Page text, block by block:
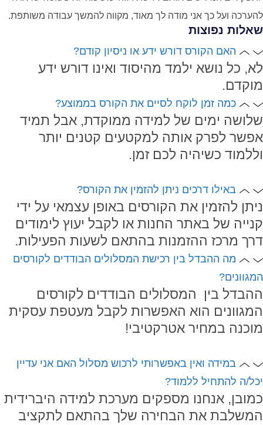
להערכה ועל כך אני מודה לך מאוד, מקווה להמשך עבודה משותפת.
שאלות נפוצות
האם הקורס דורש ידע או ניסיון קודם?
לא, כל נושא ילמד מהיסוד ואינו דורש ידע
מוקדם.
כמה זמן לוקח לסיים את הקורס בממוצע?
שלושה ימים של למידה ממוקדת, אבל תמיד
אפשר לפרק אותה למקטעים קטנים יותר
וללמוד כשיהיה לכם זמן.
באילו דרכים ניתן להזמין את הקורס?
ניתן להזמין את הקורסים באופן עצמאי על ידי
קנייה של באתר החנות או לקבל יעוץ לימודים
דרך מרכז ההזמנות בהתאם לשעות הפעילות.
מה ההבדל בין רכישת המסלולים הבודדים לקורסים
המגוונים?
ההבדל בין המסלולים הבודדים לקורסים
המגוונים הוא האפשרות לקבל מעטפת עסקית
מוכנה במחיר אטרקטיבי!
במידה ואין באפשרותי לרכוש מסלול האם אני עדיין
יכל/ה להתחיל ללמוד?
כמובן, אנחנו מספקים מערכת למידה היברידית
המשלבת את הבחירה שלך בהתאם לתקציב